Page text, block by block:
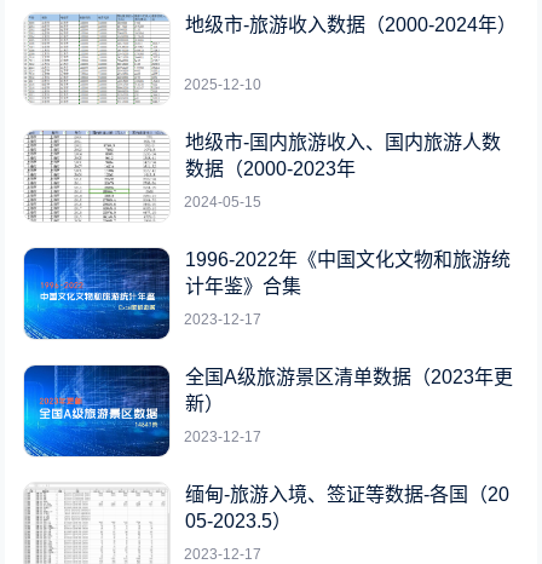
地级市-旅游收入数据（2000-2024年）
2025-12-10
地级市-国内旅游收入、国内旅游人数
数据（2000-2023年
2024-05-15
1996-2022年《中国文化文物和旅游统
计年鉴》合集
2023-12-17
全国A级旅游景区清单数据（2023年更
新）
2023-12-17
缅甸-旅游入境、签证等数据-各国（20
05-2023.5）
2023-12-17